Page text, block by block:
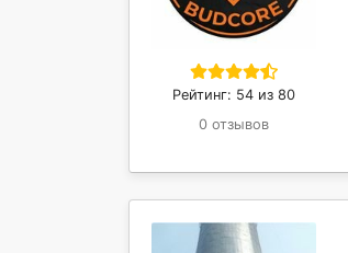
Рейтинг: 54 из 80
0 отзывов